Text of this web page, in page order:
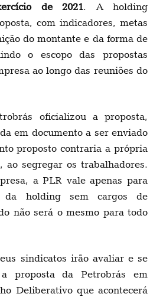
de 2021. A holding
com indicadores, metas
do montante e da forma de
o escopo das propostas
ao longo das reuniões do
oficializou a proposta,
em documento a ser enviado
proposto contraria a própria
ao segregar os trabalhadores.
a PLR vale apenas para
da holding sem cargos de
não será o mesmo para todo
sindicatos irão avaliar e se
proposta da Petrobrás em
Deliberativo que acontecerá